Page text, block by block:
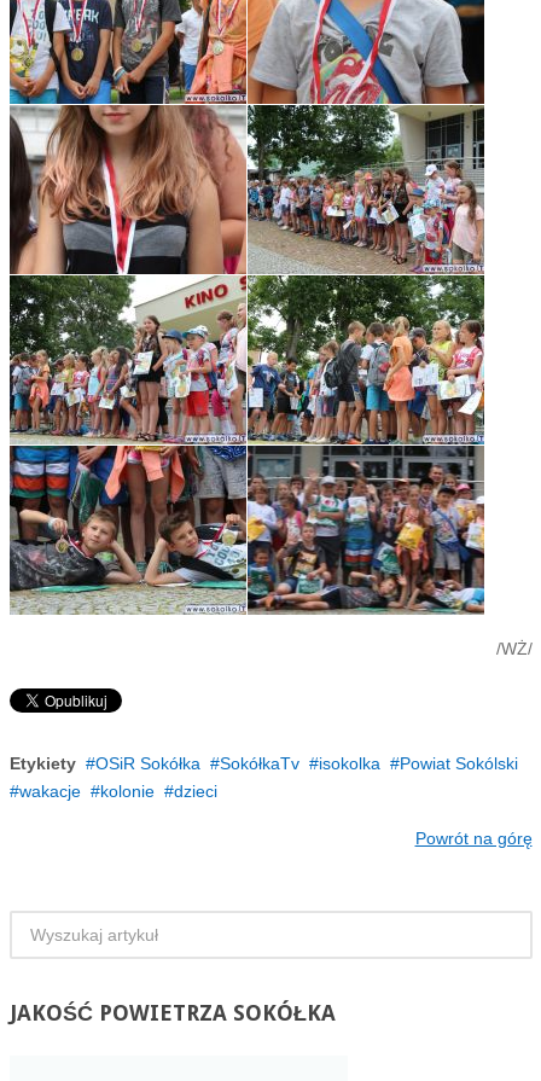
/WŻ/
Etykiety OSiR Sokółka SokółkaTv isokolka
Powiat Sokólski
wakacje
kolonie dzieci
Powrót na górę
JAKOŚĆPOWIETRZA SOKÓŁKA